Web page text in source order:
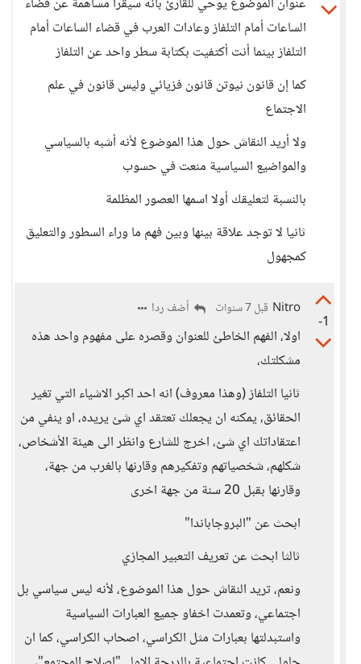
الساعات أمام التلفاز وعادات العرب في قضاء الساعات أمام
التلفاز بينما أنت أكتفيت بكتابة سطر واحد عن التلفاز
كما إن قانون نيوتن قانون فزيائي وليس قانون في علم
الاجتماع
ولا أريد النقاش حول هذا الموضوع لأنه أشبه بالسياسي
والمواضيع السياسية منعت في حسوب
بالنسبة لتعليقك أولا اسمها العصور المظلمة
ثانيا لا توجد علاقة بينها وبين فهم ما وراء السطور والتعليق
كمجهول
-1
Nitro قبل 7 سنوات أضف ردا
اولا، الفهم الخاطئ للعنوان وقصره على مفهوم واحد هذه
مشكلتك،
ثانيا التلفاز (وهذا معروف) انه احد اكبر الاشياء التي تغير
الحقائق، يمكنه ان يجعلك تعتقد اي شئ يريده، او ينفي من
اعتقاداتك اي شئ، اخرج للشارع وانظر الى هيئة الأشخاص،
شكلهم، شخصياتهم وتفكيرهم وقارنها بالغرب من جهة،
وقارنها بقبل 20 سنة من جهة اخرى
ابحث عن "البروجاباندا"
ثالثا ابحث عن تعريف التعبير المجازي
ونعم، تريد النقاش حول هذا الموضوع، لأنه ليس سياسي بل
اجتماعي، وتعمدت اخفاو جميع العبارات السياسية
واستبدلتها بعبارات مثل الكراسي، اصحاب الكراسي، كما ان